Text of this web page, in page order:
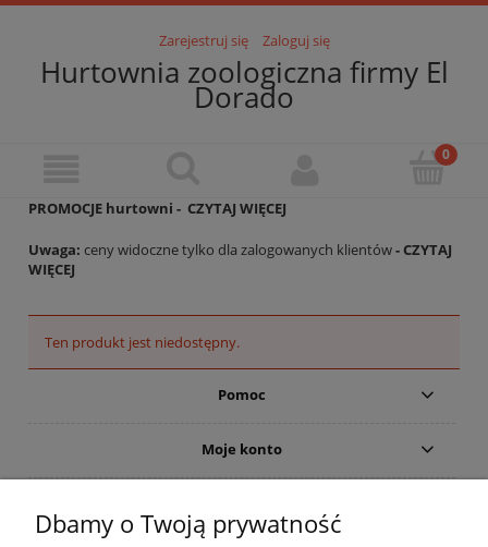
Zarejestruj się Zaloguj się
Hurtownia zoologiczna firmy El
Dorado
PROMOCJE hurtowni - CZYTAJ WIĘCEJ
Uwaga: ceny widoczne tylko dla zalogowanych klientów- CZYTAJ
WIĘCEJ
Ten produkt jest niedostępny.
Pomoc
Moje konto
Dbamy o Twoją prywatność